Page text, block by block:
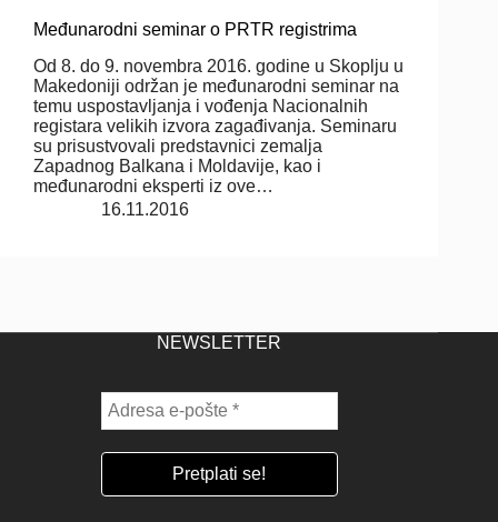
Međunarodni seminar o PRTR registrima
Od 8. do 9. novembra 2016. godine u Skoplju u
Makedoniji održan je međunarodni seminar na
temu uspostavljanja i vođenja Nacionalnih
registara velikih izvora zagađivanja. Seminaru
su prisustvovali predstavnici zemalja
Zapadnog Balkana i Moldavije, kao i
međunarodni eksperti iz ove…
16.11.2016
NEWSLETTER